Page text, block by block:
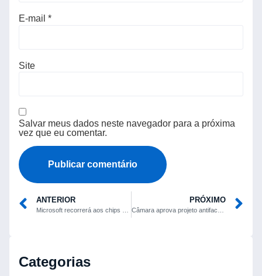
E-mail *
Site
Salvar meus dados neste navegador para a próxima
vez que eu comentar.
ANTERIOR PRÓXIMO
Categorias